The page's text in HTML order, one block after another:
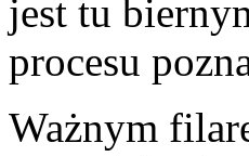
jest tu
procesu
Ważnym